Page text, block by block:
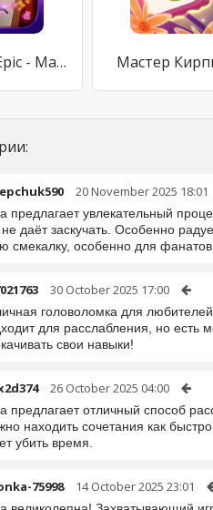
Маджонг Epic - Mahjong Мастер
20 November 2025 18:01
предлагает увлекательный
не даёт заскучать. Особенно
смекалку, особенно для
30 October 2025 17:00
головоломка для
для расслабления, но есть
свои навыки!
26 October 2025 04:00
предлагает отличный способ
находить сочетания как
убить время.
75998 14 October 2025 23:01